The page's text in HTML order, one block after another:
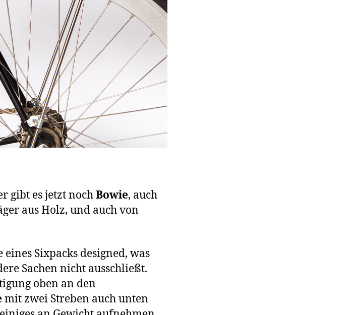
gibt es jetzt nochBowie, auch
aus Holz, und auch von
Sixpacks designed, was
Sachen nicht ausschließt.
oben an den
mit zwei Streben auch unten